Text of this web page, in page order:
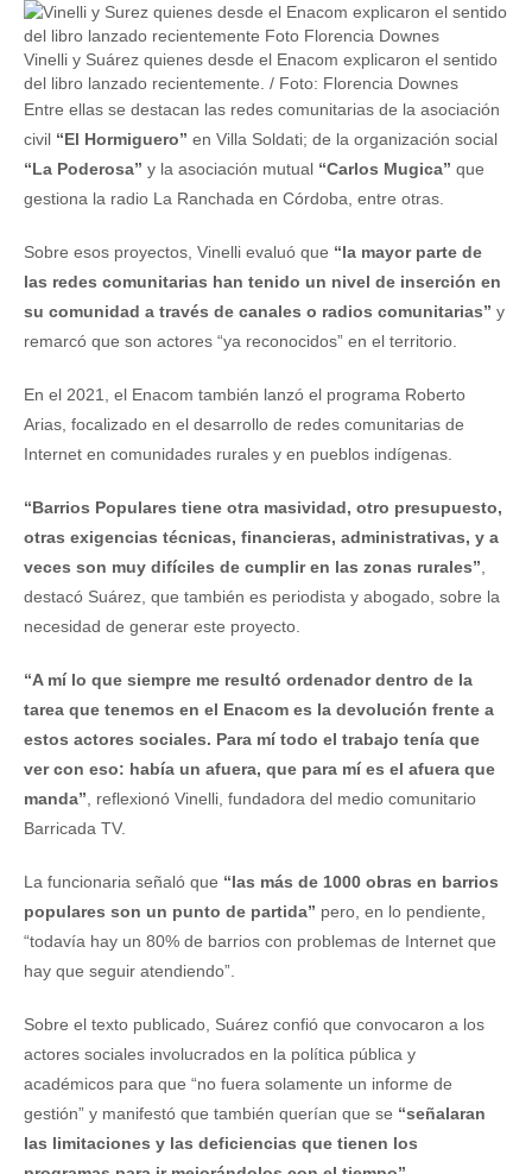
Vinelli y Suárez quienes desde el Enacom explicaron el sentido
del libro lanzado recientemente. / Foto: Florencia Downes
Entre ellas se destacan las redes comunitarias de la asociación
civil “El Hormiguero” en Villa Soldati; de la organización social
“La Poderosa” y la asociación mutual “Carlos Mugica” que
gestiona la radio La Ranchada en Córdoba, entre otras.
Sobre esos proyectos, Vinelli evaluó que “la mayor parte de
las redes comunitarias han tenido un nivel de inserción en
su comunidad a través de canales o radios comunitarias” y
remarcó que son actores “ya reconocidos” en el territorio.
En el 2021, el Enacom también lanzó el programa Roberto
Arias, focalizado en el desarrollo de redes comunitarias de
Internet en comunidades rurales y en pueblos indígenas.
“Barrios Populares tiene otra masividad, otro presupuesto,
otras exigencias técnicas, financieras, administrativas, y a
veces son muy difíciles de cumplir en las zonas rurales”,
destacó Suárez, que también es periodista y abogado, sobre la
necesidad de generar este proyecto.
“A mí lo que siempre me resultó ordenador dentro de la
tarea que tenemos en el Enacom es la devolución frente a
estos actores sociales. Para mí todo el trabajo tenía que
ver con eso: había un afuera, que para mí es el afuera que
manda”, reflexionó Vinelli, fundadora del medio comunitario
Barricada TV.
La funcionaria señaló que “las más de 1000 obras en barrios
populares son un punto de partida” pero, en lo pendiente,
“todavía hay un 80% de barrios con problemas de Internet que
hay que seguir atendiendo”.
Sobre el texto publicado, Suárez confió que convocaron a los
actores sociales involucrados en la política pública y
académicos para que “no fuera solamente un informe de
gestión” y manifestó que también querían que se “señalaran
las limitaciones y las deficiencias que tienen los